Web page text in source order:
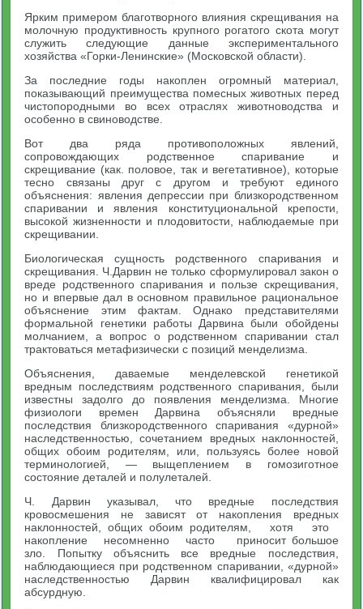
Ярким примером благотворного влияния скрещивания на
молочную продуктивность крупного рогатого скота могут
слу­жить следующие данные экспериментального
хозяйства «Горки-Ленинские» (Московской области).
За последние годы накоплен огромный материал,
показываю­щий преимущества помесных животных перед
чистопородными во всех отраслях животноводства и
особенно в свиноводстве.
Вот два ряда противоположных явлений,
сопровождающих родственное спаривание и
скрещивание (как. половое, так и веге­тативное), которые
тесно связаны друг с другом и требуют единого
объяснения: явления депрессии при близкородственном
спарива­нии и явления конституциональной крепости,
высокой жизненности и плодовитости, наблюдаемые при
скрещивании.
Биологическая сущность родственного спаривания и
скрещи­вания. Ч.Дарвин не только сформулировал закон о
вреде родст­венного спаривания и пользе скрещивания,
но и впервые дал в основном правильное рациональное
объяснение этим фактам. Однако представителями
формальной генетики работы Дарвина были обойдены
молчанием, а вопрос о родственном спаривании стал
трактоваться метафизически с позиций менделизма.
Объяснения, даваемые менделевской генетикой
вредным по­следствиям родственного спаривания, были
известны задолго до появления менделизма. Многие
физиологи времен Дарвина объяс­няли вредные
последствия близкородственного спаривания «дур­ной»
наследственностью, сочетанием вредных наклонностей,
общих обоим родителям, или, пользуясь более новой
терминологией, — выщеплением в гомозиготное
состояние деталей и полулеталей.
Ч. Дарвин указывал, что вредные последствия
кровосмешения не зависят от накопления вредных
наклонностей, общих обоим родителям, хотя это
накопление несомненно часто приносит большое
зло. Попытку объяснить все вредные последствия,
наблюдающиеся при родственном спаривании, «дурной»
наследственно­стью Дарвин квалифицировал как
абсурдную.